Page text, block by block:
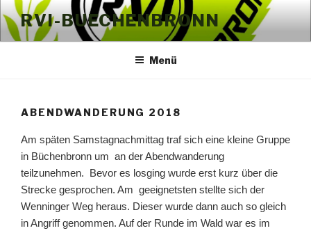
Zum
Inhalt
springen
RVI-BUECHENBRONN
Menü
ABENDWANDERUNG 2018
Am späten Samstagnachmittag traf sich eine kleine Gruppe
in Büchenbronn um an der Abendwanderung
teilzunehmen. Bevor es losging wurde erst kurz über die
Strecke gesprochen. Am geeignetsten stellte sich der
Wenninger Weg heraus. Dieser wurde dann auch so gleich
in Angriff genommen. Auf der Runde im Wald war es im